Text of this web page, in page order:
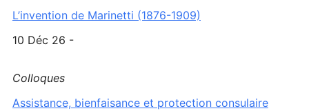
L’invention de Marinetti (1876-1909)
10 Déc 26 -
Colloques
Assistance, bienfaisance et protection consulaire